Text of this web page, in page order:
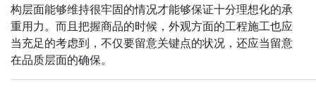
构层面能够维持很牢固的情况才能够保证十分理想化的承
重用力。而且把握商品的时候，外观方面的工程施工也应
当充足的考虑到，不仅要留意关键点的状况，还应当留意
在品质层面的确保。